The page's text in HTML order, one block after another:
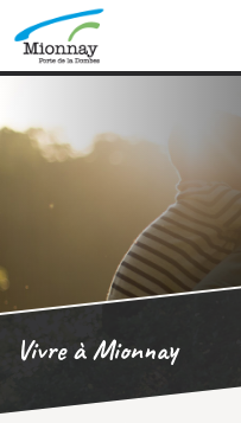
Vivre à Mionnay